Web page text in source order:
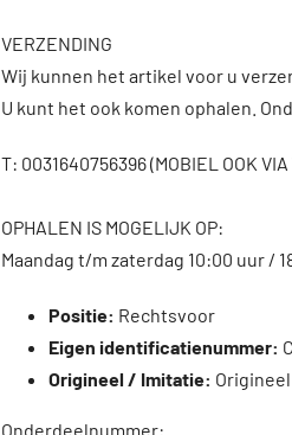
VERZENDING
Wij kunnen het artikel voor u
U kunt het ook komen ophalen.
T: 0031640756396 (MOBIEL OOK
OPHALEN IS MOGELIJK OP:
Maandag t/m zaterdag 10:00 uur /
Positie: Rechtsvoor
Eigen identificatienummer:
Origineel / Imitatie: Origineel
Onderdeelnummer: